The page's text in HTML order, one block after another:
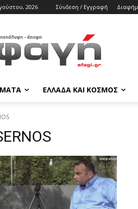
2026 Σύνδεση / Εγγραφή
ΕΛΛΑΔΑ ΚΑΙ ΚΟΣΜΟΣ